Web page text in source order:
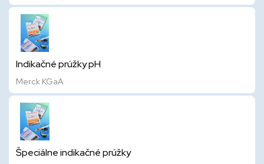
Indikačné prúžky pH
Merck KGaA
Špeciálne indikačné prúžky